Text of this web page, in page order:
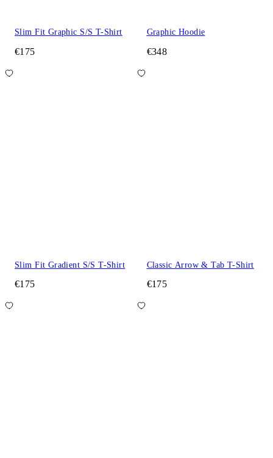
Slim Fit Graphic S/S T-Shirt
€175
Graphic Hoodie
€348
Slim Fit Gradient S/S T-Shirt
€175
Classic Arrow & Tab T-Shirt
€175